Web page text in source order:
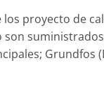
proyecto de
son
Grundfos